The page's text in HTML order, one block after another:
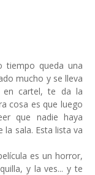
tiempo queda una
mucho y se lleva
en cartel, te da la
cosa es que luego
que nadie haya
la sala. Esta lista va
es un horror,
y la ves... y te